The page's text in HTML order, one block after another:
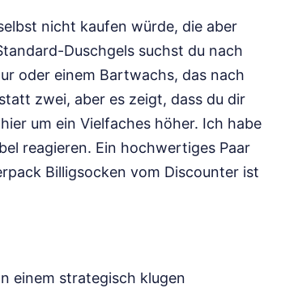
nicht kaufen würde, die aber
Duschgels suchst du nach
oder einem Bartwachs, das nach
zwei, aber es zeigt, dass du dir
um ein Vielfaches höher. Ich habe
reagieren. Ein hochwertiges Paar
Billigsocken vom Discounter ist
einem strategisch klugen